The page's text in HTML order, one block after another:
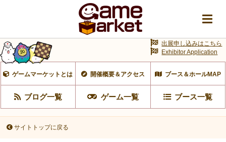
ゲームマーケットとは 開催概要＆アクセス ブース＆ホールMAP
ブログ一覧 ゲーム一覧 ブース一覧
出展申し込みはこちら
Exhibitor Application
サイトトップに戻る